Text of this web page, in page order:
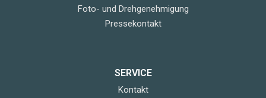
Foto- und Drehgenehmigung
Pressekontakt
SERVICE
Kontakt